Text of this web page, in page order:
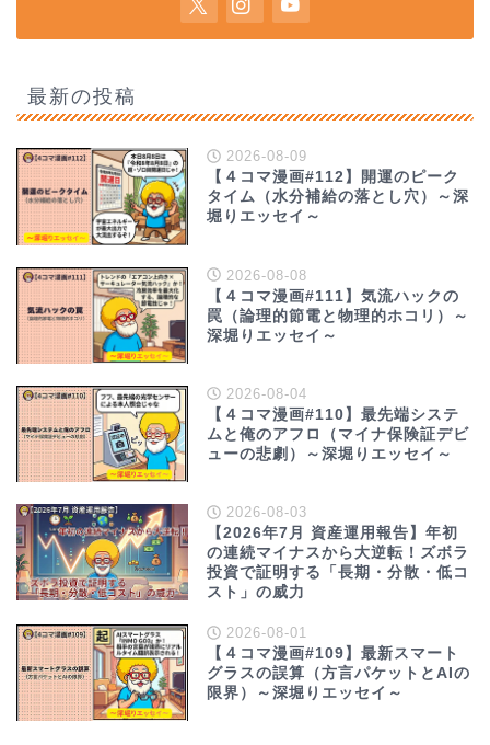
最新の投稿
2026-08-09
【４コマ漫画#112】開運のピーク
タイム（水分補給の落とし穴）～深
堀りエッセイ～
2026-08-08
【４コマ漫画#111】気流ハックの
罠（論理的節電と物理的ホコリ）～
深堀りエッセイ～
2026-08-04
【４コマ漫画#110】最先端システ
ムと俺のアフロ（マイナ保険証デビ
ューの悲劇）～深堀りエッセイ～
2026-08-03
【2026年7月 資産運用報告】年初
の連続マイナスから大逆転！ズボラ
投資で証明する「長期・分散・低コ
スト」の威力
2026-08-01
【４コマ漫画#109】最新スマート
グラスの誤算（方言パケットとAIの
限界）～深堀りエッセイ～